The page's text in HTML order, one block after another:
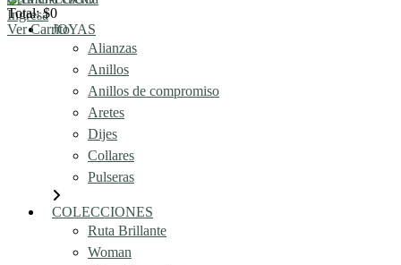
Ingresa
Total: $0
Ver CarritoJOYAS
Alianzas
Anillos
Anillos de compromiso
Aretes
Dijes
Collares
Pulseras
COLECCIONES
Ruta Brillante
Woman